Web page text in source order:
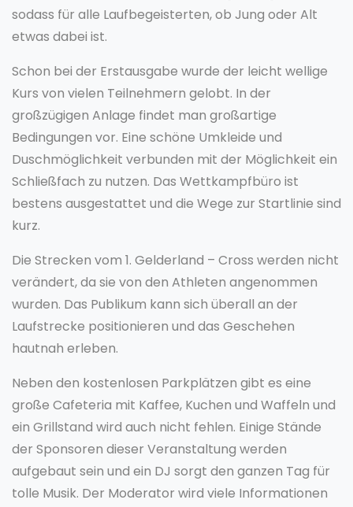
sodass für alle Laufbegeisterten, ob Jung oder Alt
etwas dabei ist.
Schon bei der Erstausgabe wurde der leicht wellige
Kurs von vielen Teilnehmern gelobt. In der
großzügigen Anlage findet man großartige
Bedingungen vor. Eine schöne Umkleide und
Duschmöglichkeit verbunden mit der Möglichkeit ein
Schließfach zu nutzen. Das Wettkampfbüro ist
bestens ausgestattet und die Wege zur Startlinie sind
kurz.
Die Strecken vom 1. Gelderland – Cross werden nicht
verändert, da sie von den Athleten angenommen
wurden. Das Publikum kann sich überall an der
Laufstrecke positionieren und das Geschehen
hautnah erleben.
Neben den kostenlosen Parkplätzen gibt es eine
große Cafeteria mit Kaffee, Kuchen und Waffeln und
ein Grillstand wird auch nicht fehlen. Einige Stände
der Sponsoren dieser Veranstaltung werden
aufgebaut sein und ein DJ sorgt den ganzen Tag für
tolle Musik. Der Moderator wird viele Informationen